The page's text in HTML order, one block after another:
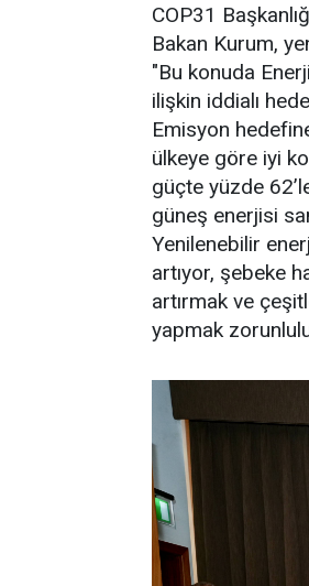
COP31
Bakan Kurum,
"Bu konuda
ilişkin iddialı
Emisyon
ülkeye göre iyi
güçte yüzde
güneş enerjisi
Yenilenebilir
artıyor, şebeke
artırmak ve
yapmak